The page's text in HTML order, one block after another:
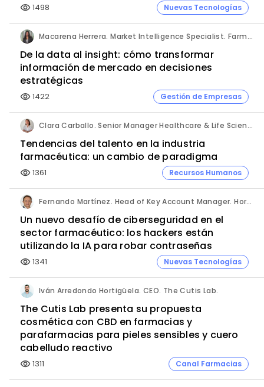
visibility 1498 Nuevas Tecnologías
Macarena Herrera. Market Intelligence Specialist. Farmaprojects (Polpharma Group).
De la data al insight: cómo transformar
información de mercado en decisiones
estratégicas
visibility 1422 Gestión de Empresas
Clara Carballo. Senior Manager Healthcare & Life Science. Michael Page.
Tendencias del talento en la industria
farmacéutica: un cambio de paradigma
visibility 1361 Recursos Humanos
Fernando Martínez. Head of Key Account Manager. Hornetsecurity.
Un nuevo desafío de ciberseguridad en el
sector farmacéutico: los hackers están
utilizando la IA para robar contraseñas
visibility 1341 Nuevas Tecnologías
Iván Arredondo Hortigüela. CEO. The Cutis Lab.
The Cutis Lab presenta su propuesta
cosmética con CBD en farmacias y
parafarmacias para pieles sensibles y cuero
cabelludo reactivo
visibility 1311 Canal Farmacias